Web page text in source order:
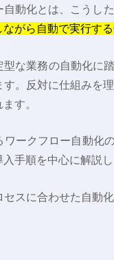
動化とは、こうし
がら自動で実行す
な業務の自動化に
。反対に仕組みを
す。
ークフロー自動化
手順を中心に解説し
スに合わせた自動